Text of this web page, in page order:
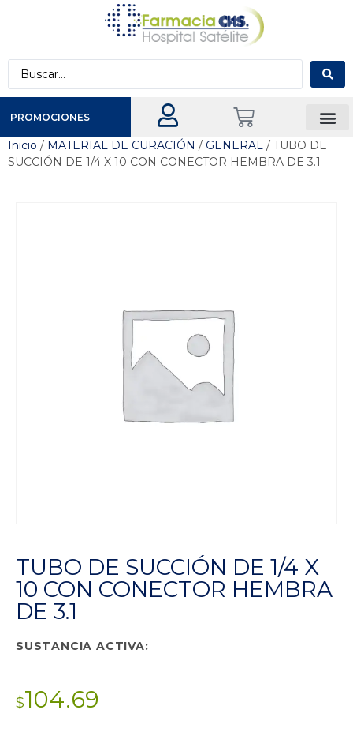
PROMOCIONES
Inicio / MATERIAL DE CURACIÓN / GENERAL / TUBO DE
SUCCIÓN DE 1/4 X 10 CON CONECTOR HEMBRA DE 3.1
TUBO DE SUCCIÓN DE 1/4 X
10 CON CONECTOR HEMBRA
DE 3.1
SUSTANCIA ACTIVA:
$104.69